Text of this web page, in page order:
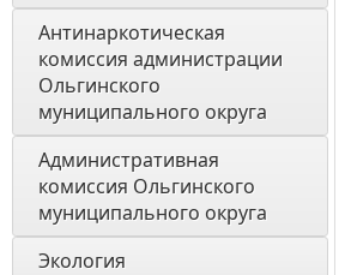
Антинаркотическая
комиссия администрации
Ольгинского
муниципального округа
Административная
комиссия Ольгинского
муниципального округа
Экология